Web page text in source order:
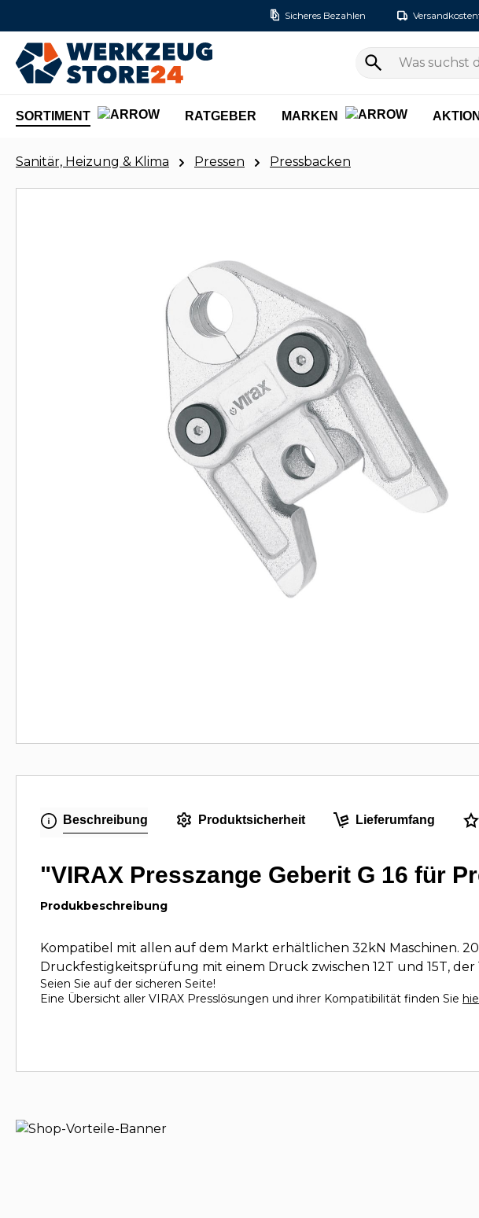
Sicheres Bezahlen
SORTIMENT RATGEBER MARKEN
Sanitär, Heizung & Klima Pressen Pressbacken
Beschreibung Produktsicherheit Lieferumfang
"VIRAX Presszange Geberit G 16 für
Produkbeschreibung
Kompatibel mit allen auf dem Markt erhältlichen 32kN Maschinen.
Druckfestigkeitsprüfung mit einem Druck zwischen 12T und 15T,
Seien Sie auf der sicheren Seite!
Eine Übersicht aller VIRAX Presslösungen und ihrer Kompatibilität finden Sie